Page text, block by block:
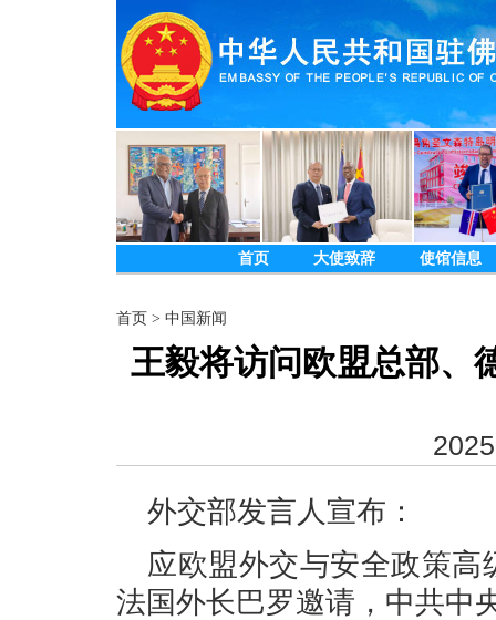
首页 大使致辞 使馆信息
首页 > 中国新闻
王毅将访问欧盟总部、
外交部发言人宣布：
应欧盟外交与安全政策
法国外长巴罗邀请，中共中